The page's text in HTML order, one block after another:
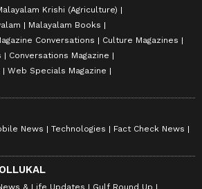
Krishi (Agriculture)
Malayalam Books
Conversations
Culture Magazines
Conversations Magazine
Web Specials Magazine
News Technologies
Fact Check News
& Life Updates Gulf Round Up